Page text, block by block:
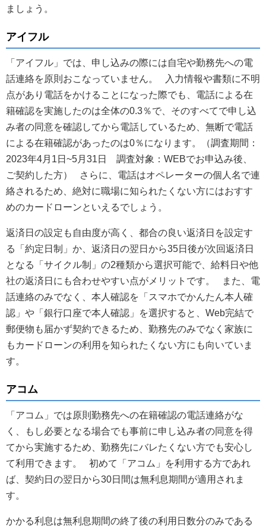
ましょう。
アイフル
「アイフル」では、申し込みの際には自宅や勤務先への電
話連絡を原則おこなっていません。 入力情報や書類に不明
点があり電話をかけることになった際でも、電話による在
籍確認を実施したのは全体の0.3％で、そのすべてで申し込
み者の同意を確認してから電話しているため、無断で電話
による在籍確認があったのは0％になります。（調査期間：
2023年4月1日~5月31日 調査対象：WEBでお申込み後、
ご契約した方） さらに、電話はオペレーターの個人名で連
絡されるため、絶対に職場に知られたくない方にはおすす
めのカードローンといえるでしょう。
返済日の設定も自由度が高く、都合の良い返済日を設定す
る「約定日制」か、返済日の翌日から35日後が次回返済日
となる「サイクル制」の2種類から選択可能で、給料日や他
社の返済日にも合わせやすい点がメリットです。 また、電
話連絡のみでなく、本人確認を「スマホでかんたん本人確
認」や「銀行口座で本人確認」を選択すると、Web完結で
郵便物も届かず契約できるため、勤務先のみでなく家族に
もカードローンの利用を知られたくない方にも向いていま
す。
アコム
「アコム」では原則勤務先への在籍確認の電話連絡がな
く、もし必要となる場合でも事前に申し込み者の同意を得
てから実施するため、勤務先にバレたくない方でも安心し
て利用できます。 初めて「アコム」を利用する方であれ
ば、契約日の翌日から30日間は無利息期間が適用されま
す。
かかる利息は無利息期間の終了後の利用日数分のみである